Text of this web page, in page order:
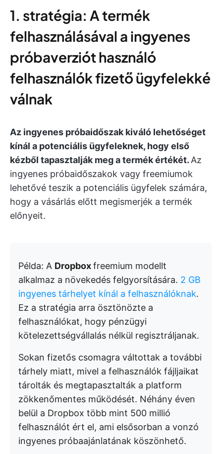
1. stratégia: A termék
felhasználásával a ingyenes
próbaverziót használó
felhasználók fizető ügyfelekké
válnak
Az ingyenes próbaidőszak kiváló lehetőséget
kínál a potenciális ügyfeleknek, hogy első
kézből tapasztalják meg a termék értékét. Az
ingyenes próbaidőszakok vagy freemiumok
lehetővé teszik a potenciális ügyfelek számára,
hogy a vásárlás előtt megismerjék a termék
előnyeit.
Példa: A Dropboxfreemium modellt
alkalmaz a növekedés felgyorsítására. 2 GB
ingyenes tárhelyet kínál a felhasználóknak.
Ez a stratégia arra ösztönözte a
felhasználókat, hogy pénzügyi
kötelezettségvállalás nélkül regisztráljanak.
Sokan fizetős csomagra váltottak a további
tárhely miatt, mivel a felhasználók fájljaikat
tárolták és megtapasztalták a platform
zökkenőmentes működését. Néhány éven
belül a Dropbox több mint 500 millió
felhasználót ért el, ami elsősorban a vonzó
ingyenes próbaajánlatának köszönhető.